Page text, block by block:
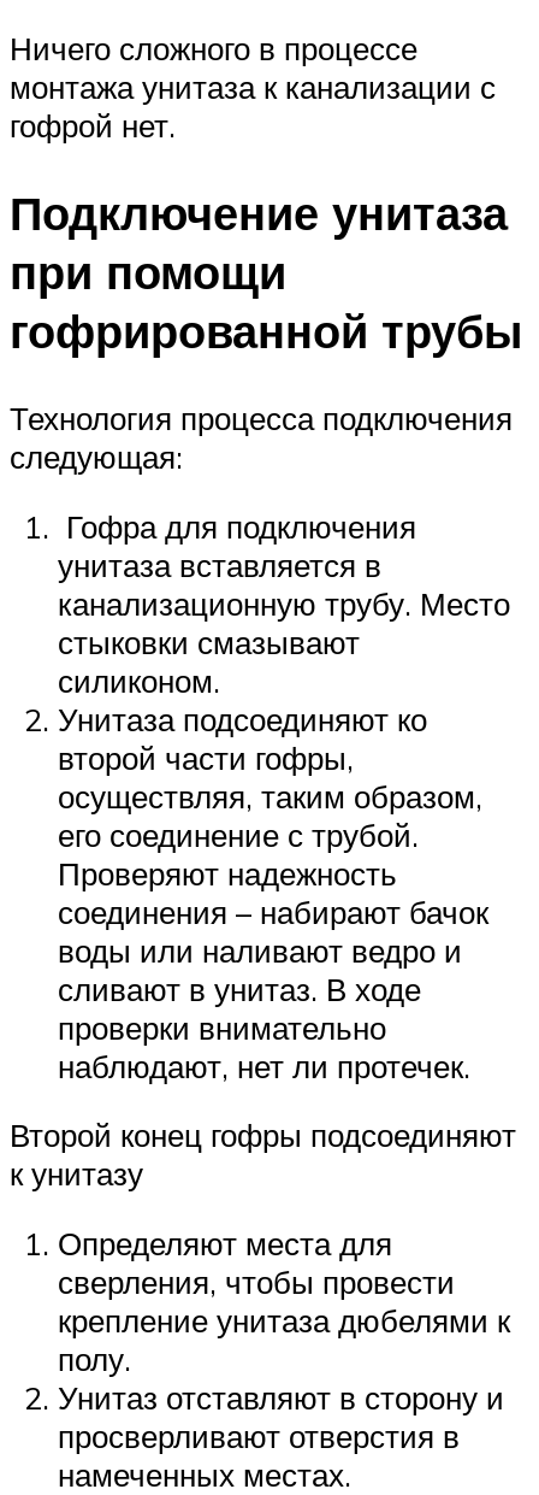
Ничего сложного в процессе
монтажа унитаза к канализации с
гофрой нет.
Подключение унитаза
при помощи
гофрированной трубы
Технология процесса подключения
следующая:
Гофра для подключения
унитаза вставляется в
канализационную трубу. Место
стыковки смазывают
силиконом.
Унитаза подсоединяют ко
второй части гофры,
осуществляя, таким образом,
его соединение с трубой.
Проверяют надежность
соединения – набирают бачок
воды или наливают ведро и
сливают в унитаз. В ходе
проверки внимательно
наблюдают, нет ли протечек.
Второй конец гофры подсоединяют
к унитазу
Определяют места для
сверления, чтобы провести
крепление унитаза дюбелями к
полу.
Унитаз отставляют в сторону и
просверливают отверстия в
намеченных местах.